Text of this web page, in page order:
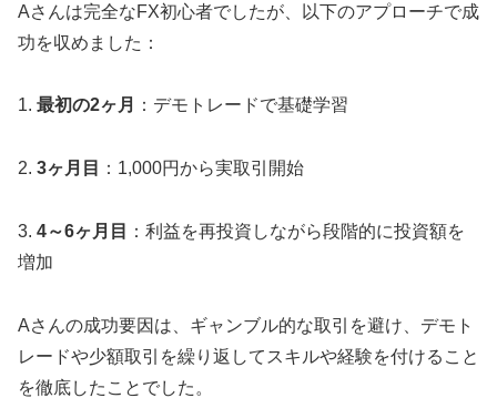
Aさんは完全なFX初心者でしたが、以下のアプローチで成
功を収めました：
1. 最初の2ヶ月 ：デモトレードで基礎学習
2. 3ヶ月目 ：1,000円から実取引開始
3. 4～6ヶ月目
：利益を再投資しながら段階的に投資額を
増加
Aさんの成功要因は、ギャンブル的な取引を避け、デモト
レードや少額取引を繰り返してスキルや経験を付けること
を徹底したことでした。